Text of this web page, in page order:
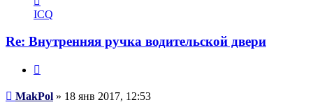
информация
пользователя
ICQ
Re: Внутренняя ручка водительской двери
Сообщение
MakPol » 18 янв 2017, 12:53